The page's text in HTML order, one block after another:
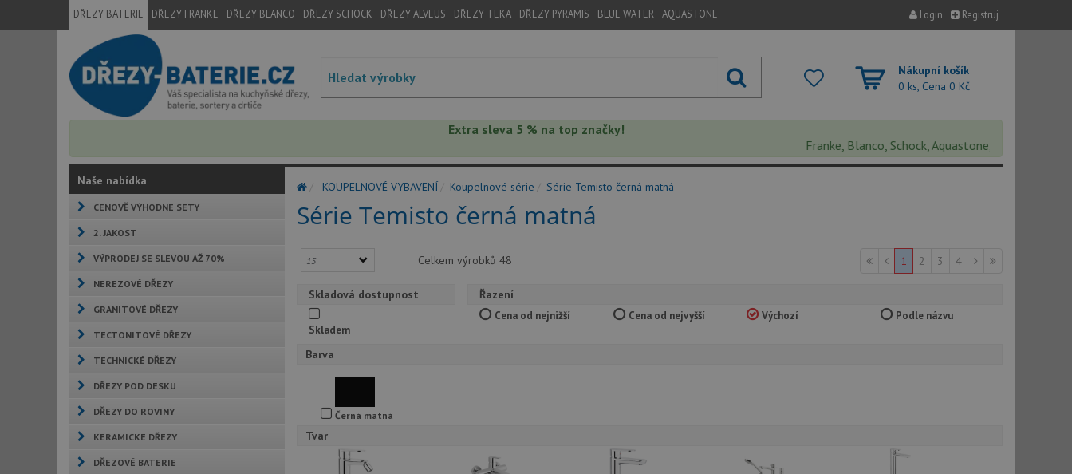
DŘEZY BATERIE DŘEZY FRANKE DŘEZY BLANCO DŘEZY SCHOCK DŘEZY ALVEUS DŘEZY TEKA DŘEZY PYRAMIS BLUE WATER AQUASTONE Login Registruj
Nákupní košík
0 ks, Cena 0 Kč
Extra sleva 5 % na top značky!
Franke, Blanco, Schock, Aquastone, Teka, Helika,
Naše nabídka
CENOVĚ VÝHODNÉ SETY
2. JAKOST
VÝPRODEJ SE SLEVOU AŽ 70%
NEREZOVÉ DŘEZY
GRANITOVÉ DŘEZY
TECTONITOVÉ DŘEZY
TECHNICKÉ DŘEZY
DŘEZY POD DESKU
DŘEZY DO ROVINY
KERAMICKÉ DŘEZY
DŘEZOVÉ BATERIE
KOUPELNOVÉ VYBAVENÍ Koupelnové série Série Temisto černá matná
Série Temisto černá matná
Celkem výrobků48 1 2 3 4
Skladová dostupnost
Skladem
Řazení
Cena od nejnižší Cena od nejvyšší Výchozí Podle názvu
Barva
Černá matná
Tvar